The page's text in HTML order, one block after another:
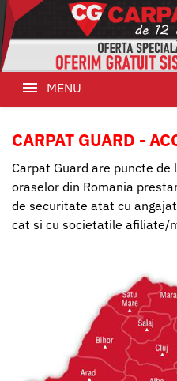
MENU
SECURITY AGENT
VIDEO MONITORING
CONTACT
August
agent
Video
Monitoring
Monitoring
Clients
CARPAT GUARD -
Carpat Guard are puncte
oraselor din Romania
de securitate atat cu
cat si cu societatile afiliate/